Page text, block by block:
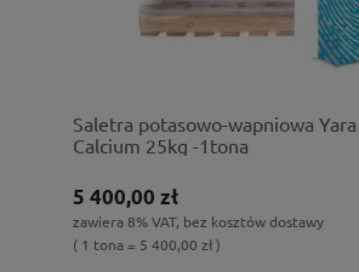
Saletra potasowo-wapniowa
Calcium 25kg -1tona
5 400,00 zł
zawiera 8% VAT, bez kosztów dostawy
( 1 tona = 5 400,00 zł )